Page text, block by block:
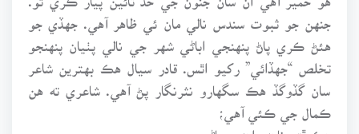
جنهن جو ثبوت سندس نالي مان ئي ظاهر آهي. جهڏي جو
هئڻ ڪري پاڻ پنهنجي اباڻي شهر جي نالي پٺيان پنهنجو
تخلص “جهڏائي” رکيو اٿس. قادر سيال هڪ بهترين شاعر
سان گڏوگڏ هڪ سگهارو نثرنگار پڻ آهي. شاعري ته هن
ڪمال جي ڪئي آهي؛
هڪ ڦڙو ناهه واهه ۾ پاڻي،